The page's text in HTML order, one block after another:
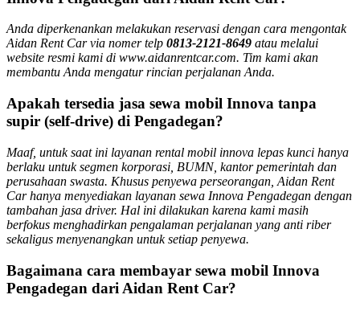
Anda diperkenankan melakukan reservasi dengan cara mengontak
Aidan Rent Car via nomer telp 0813-2121-8649 atau melalui
website resmi kami di www.aidanrentcar.com. Tim kami akan
membantu Anda mengatur rincian perjalanan Anda.
Apakah tersedia jasa sewa mobil Innova tanpa
supir (self-drive) di Pengadegan?
Maaf, untuk saat ini layanan rental mobil innova lepas kunci hanya
berlaku untuk segmen korporasi, BUMN, kantor pemerintah dan
perusahaan swasta. Khusus penyewa perseorangan, Aidan Rent
Car hanya menyediakan layanan sewa Innova Pengadegan dengan
tambahan jasa driver. Hal ini dilakukan karena kami masih
berfokus menghadirkan pengalaman perjalanan yang anti riber
sekaligus menyenangkan untuk setiap penyewa.
Bagaimana cara membayar sewa mobil Innova
Pengadegan dari Aidan Rent Car?